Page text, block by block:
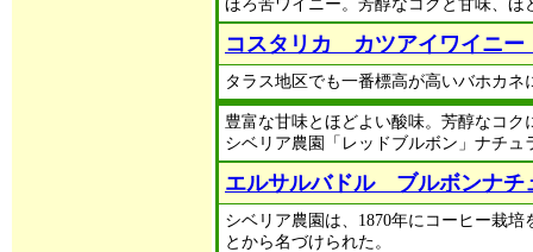
ほろ苦ワイニー。芳醇なコクと甘味、
コスタリカ カツアイワイニ
タラス地区でも一番標高が高いバホカ
豊富な甘味とほどよい酸味。芳醇なコ
シベリア農園「レッドブルボン」ナチュ
エルサルバドル ブルボンナ
シベリア農園は、1870年にコーヒー栽
とから名づけられた。